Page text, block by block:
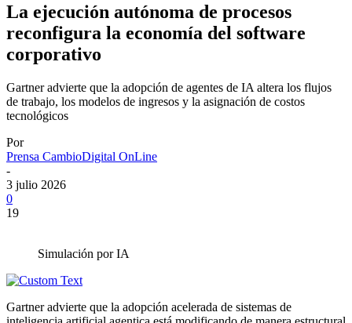
La ejecución autónoma de procesos
reconfigura la economía del software
corporativo
Gartner advierte que la adopción de agentes de IA altera los flujos
de trabajo, los modelos de ingresos y la asignación de costos
tecnológicos
Por
Prensa CambioDigital OnLine
-
3 julio 2026
0
19
Simulación por IA
Gartner advierte que la adopción acelerada de sistemas de